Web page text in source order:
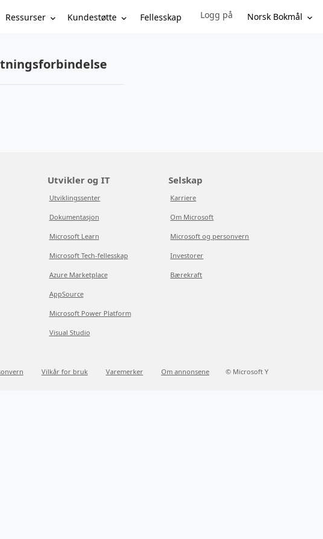
Ressurser Kundestøtte Fellesskap Sign in to your account
Logg på Norsk Bokmål
Utvikler og IT
Utviklingssenter
Dokumentasjon
Microsoft Learn
Microsoft Tech-fellesskap
Azure Marketplace
AppSource
Microsoft Power Platform
Visual Studio
Selskap
Karriere
Om Microsoft
Microsoft og personvern
Investorer
Bærekraft
Vilkår for bruk Varemerker Om annonsene © Microsoft Y